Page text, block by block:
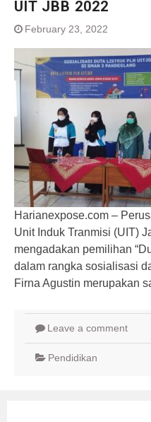
UIT JBB 2022
February 23, 2022
Harianexpose.com –
Unit Induk Tranmisi (UIT)
mengadakan pemilihan
dalam rangka sosialisasi
Firna Agustin merupakan
Leave a comment
Pendidikan